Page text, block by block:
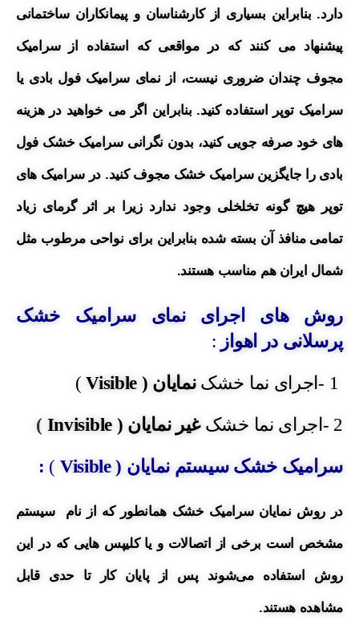
دارد. بنابراین بسیاری از کارشناسان و پیمانکاران ساختمانی
پیشنهاد می کنند که در مواقعی که استفاده از سرامیک
مجوف چندان ضروری نیست، از نمای سرامیک فول بادی یا
سرامیک توپر استفاده کنید. بنابراین اگر می خواهید در هزینه
های خود صرفه جویی کنید، بدون نگرانی سرامیک خشک فول
بادی را جایگزین سرامیک خشک مجوف کنید. در سرامیک های
توپر هیچ گونه تخلخلی وجود ندارد زیرا بر اثر گرمای زیاد
تمامی منافذ آن بسته شده بنابراین برای نواحی مرطوب مثل
شمال ایران هم مناسب هستند.
روش های اجرای نمای سرامیک خشک
پرسلانی در اهواز :
1 -اجرای نما خشک نمایان ( Visible
)
2 -اجرای نما خشک غیر نمایان (Invisible
)
سرامیک خشک سیستم نمایان (Visible
)
:
در روش نمایان سرامیک خشک همانطور که از نام سیستم
مشخص است برخی از اتصالات و یا کلیپس هایی که در این
روش استفاده می‌شوند پس از پایان کار تا حدی قابل
مشاهده هستند.